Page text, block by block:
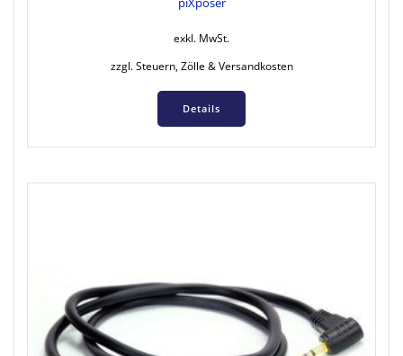
exkl. MwSt.
zzgl. Steuern, Zölle & Versandkosten
Details